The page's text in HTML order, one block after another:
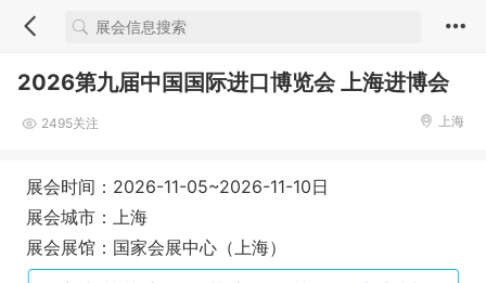
2026第九届中国国际进口博览会 上海进博会
2495关注 上海
展会时间：2026-11-05~2026-11-10日
展会城市：上海
展会展馆：国家会展中心（上海）